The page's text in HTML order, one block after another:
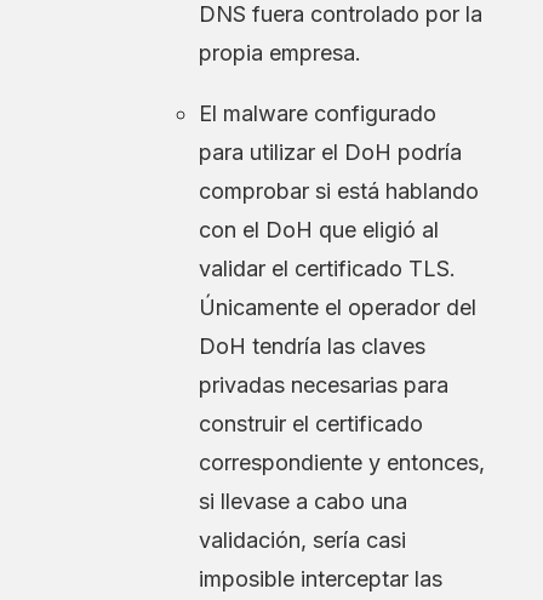
DNS fuera controlado por la
propia empresa.
El malware configurado
para utilizar el DoH podría
comprobar si está hablando
con el DoH que eligió al
validar el certificado TLS.
Únicamente el operador del
DoH tendría las claves
privadas necesarias para
construir el certificado
correspondiente y entonces,
si llevase a cabo una
validación, sería casi
imposible interceptar las